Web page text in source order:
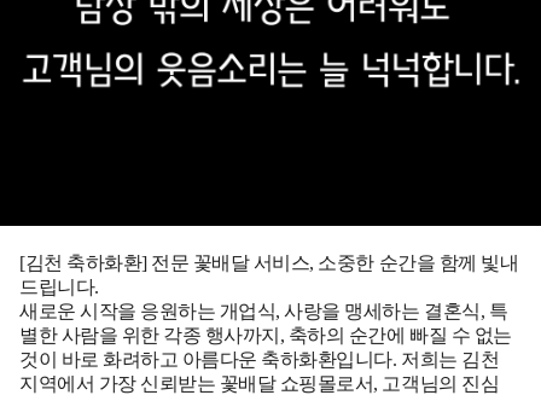
[김천 축하화환] 전문 꽃배달 서비스, 소중한 순간을 함께 빛내
드립니다.
새로운 시작을 응원하는 개업식, 사랑을 맹세하는 결혼식, 특
별한 사람을 위한 각종 행사까지, 축하의 순간에 빠질 수 없는
것이 바로 화려하고 아름다운 축하화환입니다. 저희는 김천
지역에서 가장 신뢰받는 꽃배달 쇼핑몰로서, 고객님의 진심